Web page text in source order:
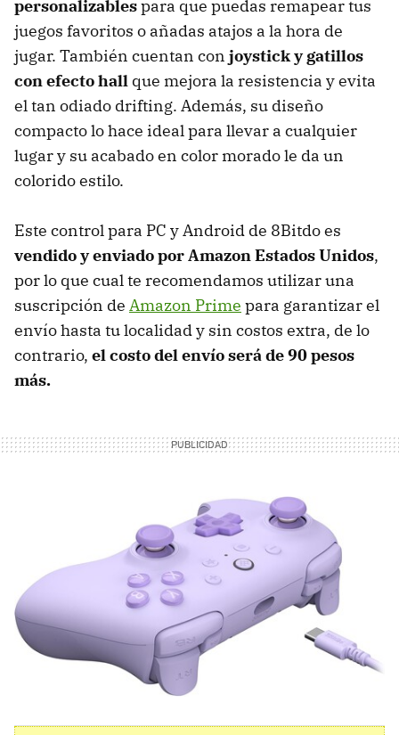
personalizablespara que puedas remapear tus
juegos favoritos o añadas atajos a la hora de
jugar. También cuentan con joystick y gatillos
con efecto hall que mejora la resistencia y evita
el tan odiado drifting. Además, su diseño
compacto lo hace ideal para llevar a cualquier
lugar y su acabado en color morado le da un
colorido estilo.
Este control para PC y Android de 8Bitdo es
vendido y enviado por Amazon Estados Unidos,
por lo que cual te recomendamos utilizar una
suscripción de Amazon Prime para garantizar el
envío hasta tu localidad y sin costos extra, de lo
contrario, el costo del envío será de 90 pesos
más.